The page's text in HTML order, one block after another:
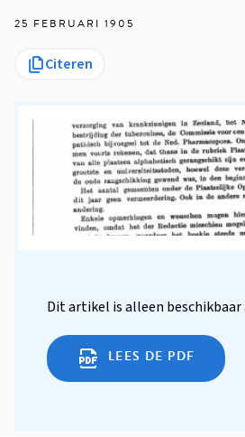
25 FEBRUARI 1905
Citeren
Dit artikel is alleen beschikbaar
LEES DE PDF